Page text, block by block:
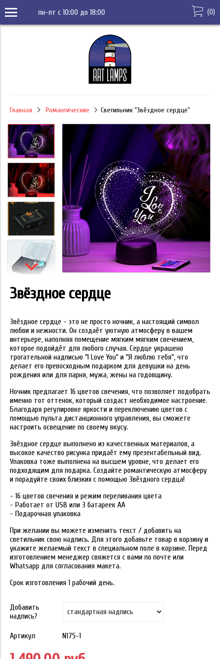
пн-пт с 10:00 до 18:00 (0)
Главная Романтические Светильник "Звёздное сердце"
Звёздное сердце
Звёздное сердце - это не просто ночник, а настоящий символ
любви и нежности. Он создаёт уютную атмосферу в вашем
интерьере, наполняя помещение мягким мягким свечением,
которое подойдёт для любого случая. Сердце украшено
трогательной надписью "I Love You" и "Я люблю тебя", что
делает его превосходным подарком для девушки на день
рождения или для парня, мужа, жены на годовщину.
Ночник предлагает 16 цветов свечения, что позволяет подобрать
именно тот оттенок, который создаст необходимое настроение.
Благодаря регулировке яркости и переключению цветов с
помощью пульта дистанционного управления, вы сможете
настроить освещение по своему вкусу.
Звёздное сердце выполнено из качественных материалов, а
высокое качество рисунка придаёт ему презентабельный вид.
Упаковка тоже выполнена на высшем уровне, что делает его
подходящим для подарка. Создайте романтическую атмосферу
и порадуйте своих близких с помощью Звёздного сердца!
- 16 цветов свечения и режим переливания цвета
- Работает от USB или 3 батареек АА
- Подарочная упаковка
При желании вы можете изменить текст / добавить на
светильник свою надпись. Для этого добавьте товар в корзину и
укажите желаемый текст в специальном поле в корзине. Перед
изготовлением менеджер свяжется с вами по почте или
Whatsapp для согласования макета.
Срок изготовления 1 рабочий день.
Добавить
надпись?
Артикул N175-1